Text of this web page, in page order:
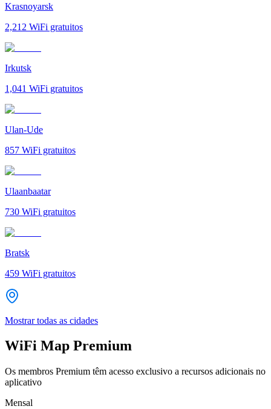
Krasnoyarsk
2,212 WiFi gratuitos
Irkutsk
1,041 WiFi gratuitos
Ulan-Ude
857 WiFi gratuitos
Ulaanbaatar
730 WiFi gratuitos
Bratsk
459 WiFi gratuitos
Mostrar todas as cidades
WiFi Map Premium
Os membros Premium têm acesso exclusivo a recursos adicionais no
aplicativo
Mensal